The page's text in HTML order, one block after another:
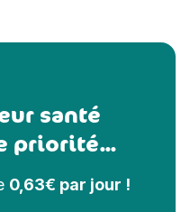
santé
priorité...
0,63€ par jour !